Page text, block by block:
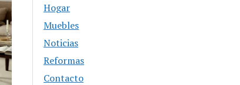
Hogar
Muebles
Noticias
Reformas
Contacto